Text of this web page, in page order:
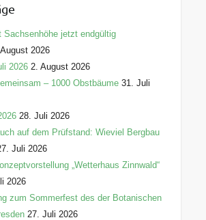
Sachsenhöhe jetzt endgültig
2026
2026 2. August 2026
– 1000 Obstbäume 31. Juli
28. Juli 2026
auf dem Prüfstand: Wieviel Bergbau
Juli 2026
„Wetterhaus Zinnwald“
2026
zum Sommerfest des der Botanischen
27. Juli 2026